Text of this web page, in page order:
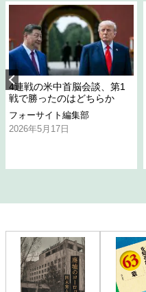
4連戦の米中首脳会談、第1
戦で勝ったのはどちらか
フォーサイト編集部
2026年5月17日